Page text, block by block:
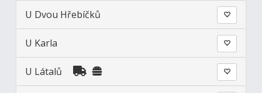
U Dvou Hřebíčků
U Karla
U Látalů